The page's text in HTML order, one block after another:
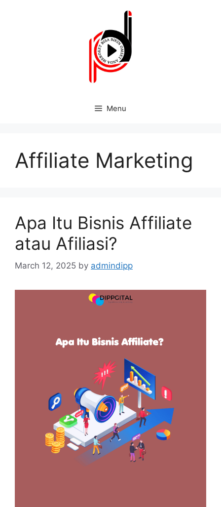
Menu
Affiliate Marketing
Apa Itu Bisnis Affiliate
atau Afiliasi?
March 12, 2025 by admindipp